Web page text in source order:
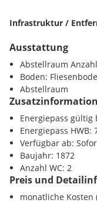
Geschäftsfläche
Lager
Toiletten
Parterre:ca. 69,34 m²
Galerie
Lager
Backoffice
Personalküche
Infrastruktur /
Gesundheit
Arzt <500m
Apotheke <500m
Klinik <1000m
Krankenhaus <1000m
Kinder / Schulen
Schule <500m
Kindergarten <1000m
Universität <500m
Höhere Schule <500m
Nahversorgung
Ausstattung
Abstellraum
Boden:
Abstellraum
Energiepass gültig
Energiepass HWB:
Verfügbar ab:
Baujahr: 1872
Anzahl WC: 2
Preis und
monatliche Kosten